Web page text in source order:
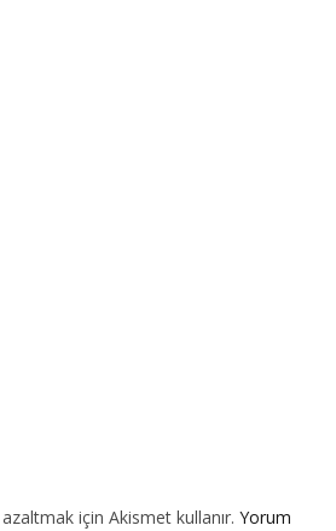
için Akismet kullanır. Yorum